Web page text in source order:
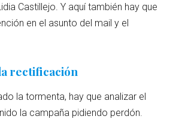
Castillejo. Y aquí también hay que
en el asunto del mail y el
rectificación
la tormenta, hay que analizar el
la campaña pidiendo perdón.